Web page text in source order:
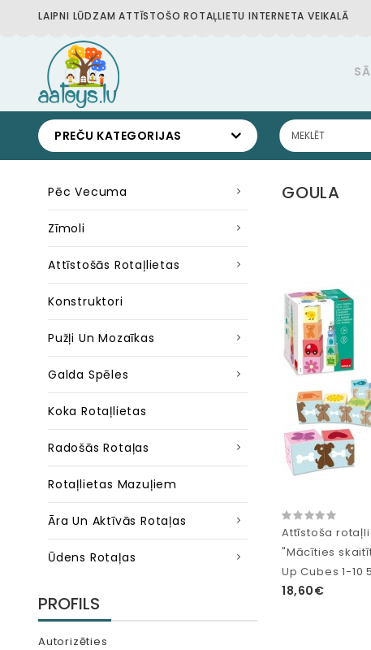
LAIPNI LŪDZAM ATTĪSTOŠO ROTAĻLIETU INTERNETA VEIKALĀ
PREČU KATEGORIJAS
Pēc Vecuma
Zīmoli
Attīstošās Rotaļlietas
Konstruktori
Pužļi Un Mozaīkas
Galda Spēles
Koka Rotaļlietas
Radošās Rotaļas
Rotaļlietas Mazuļiem
Āra Un Aktīvās Rotaļas
Ūdens Rotaļas
PROFILS
Autorizēties
GOULA
Attīstoša
"Mācīties
Up Cubes 1-10
18,60€